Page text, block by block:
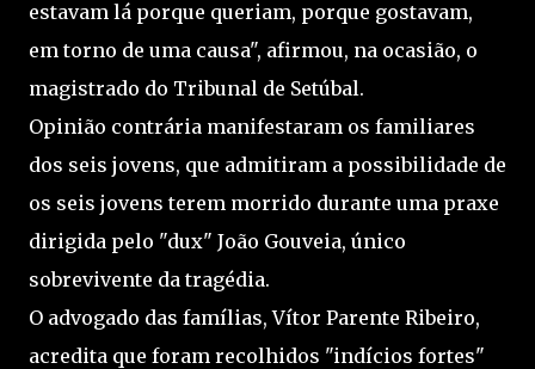
estavam lá porque queriam, porque gostavam,
em torno de uma causa", afirmou, na ocasião, o
magistrado do Tribunal de Setúbal.
Opinião contrária manifestaram os familiares
dos seis jovens, que admitiram a possibilidade de
os seis jovens terem morrido durante uma praxe
dirigida pelo "dux" João Gouveia, único
sobrevivente da tragédia.
O advogado das famílias, Vítor Parente Ribeiro,
acredita que foram recolhidos "indícios fortes"